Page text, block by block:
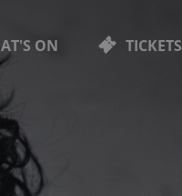
ON TICKETS